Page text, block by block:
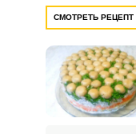
СМОТРЕТЬ РЕЦЕПТ